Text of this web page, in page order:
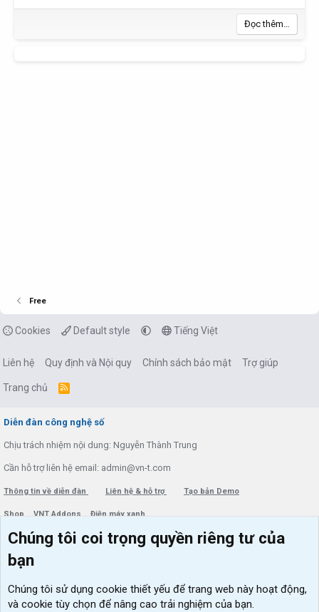
Đọc thêm…
Free
Cookies Default style Tiếng Việt
Liên hệ Quy định và Nội quy Chính sách bảo mật Trợ giúp
Trang chủ
R
Diễn đàn công nghệ số
Chịu trách nhiệm nội dung: Nguyễn Thành Trung
Cần hỗ trợ liên hệ email: admin@vn-t.com
Thông tin về diễn đàn Liên hệ & hỗ trợ Tạo bản Demo
Shop VNT Addons Điện máy xanh
Menu thành viên
Đăng nhập
Diễn đàn
Kích hoạt Windows/ Office miễn phí
Chúng tôi coi trọng quyền riêng tư của
bạn
Chúng tôi sử dụng cookie thiết yếu để trang web này hoạt động,
và cookie tùy chọn để nâng cao trải nghiệm của bạn.